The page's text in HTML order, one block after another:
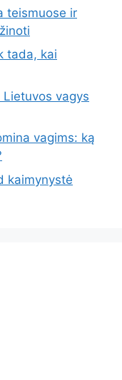
teismuose ir
tada, kai
vagys
vagims: ką
kaimynystė